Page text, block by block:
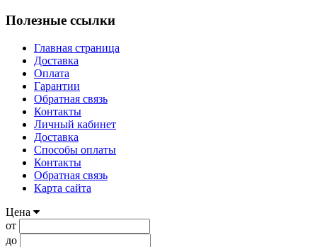
Полезные ссылки
Главная страница
Доставка
Оплата
Гарантии
Обратная связь
Контакты
Личный кабинет
Доставка
Способы оплаты
Контакты
Обратная связь
Карта сайта
Цена
от
до